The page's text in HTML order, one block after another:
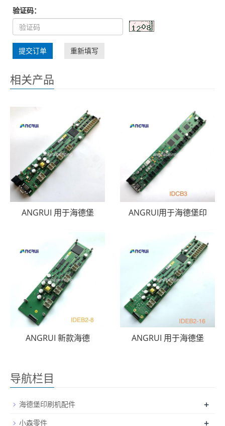
验证码：
提交订单 重新填写
相关产品
ANGRUI 用于海德堡 ANGRUI用于海德堡印
ANGRUI 新款海德 ANGRUI 用于海德堡
导航栏目
海德堡印刷机配件 +
小森零件 +